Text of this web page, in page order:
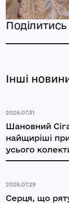
Інші
2026.07.31
Шановний
найщиріші
усього
2026.07.29
Серця, що